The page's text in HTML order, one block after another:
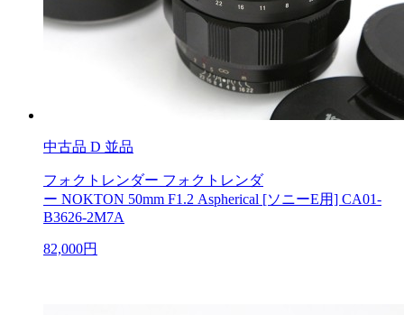
中古品 D 並品
フォクトレンダー フォクトレンダ
ー NOKTON 50mm F1.2 Aspherical [ソニーE用] CA01-
B3626-2M7A
82,000円